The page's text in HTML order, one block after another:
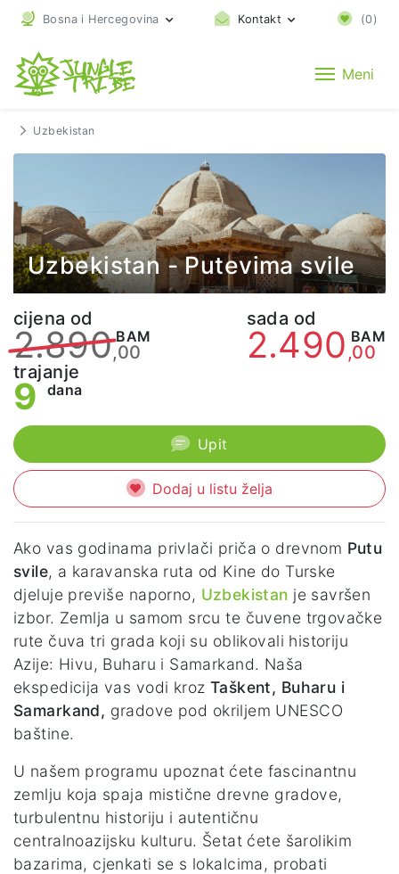
Bosna i Hercegovina Kontakt (0)
Meni
Uzbekistan
Uzbekistan - Putevima svile
cijena od
2.890 BAM
,00
sada od
2.490 BAM
,00
trajanje
9 dana
Upit
Dodaj u listu želja
Ako vas godinama privlači priča o drevnom Putu
svile, a karavanska ruta od Kine do Turske
djeluje previše naporno, Uzbekistan je savršen
izbor. Zemlja u samom srcu te čuvene trgovačke
rute čuva tri grada koji su oblikovali historiju
Azije: Hivu, Buharu i Samarkand. Naša
ekspedicija vas vodi kroz Taškent, Buharu i
Samarkand, gradove pod okriljem UNESCO
baštine.
U našem programu upoznat ćete fascinantnu
zemlju koja spaja mistične drevne gradove,
turbulentnu historiju i autentičnu
centralnoazijsku kulturu. Šetat ćete šarolikim
bazarima, cjenkati se s lokalcima, probati